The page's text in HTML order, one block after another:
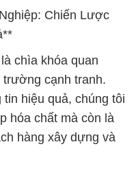
Chiến Lược
chìa khóa quan
trường cạnh tranh.
hiệu quả, chúng tôi
hóa chất mà còn là
hàng xây dựng và